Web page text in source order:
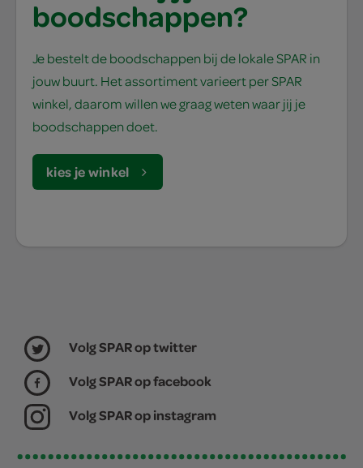
boodschappen?
Je bestelt de boodschappen bij de lokale SPAR in
jouw buurt. Het assortiment varieert per SPAR
winkel, daarom willen we graag weten waar jij je
boodschappen doet.
kies je winkel
Volg SPAR op twitter
Volg SPAR op facebook
Volg SPAR op instagram